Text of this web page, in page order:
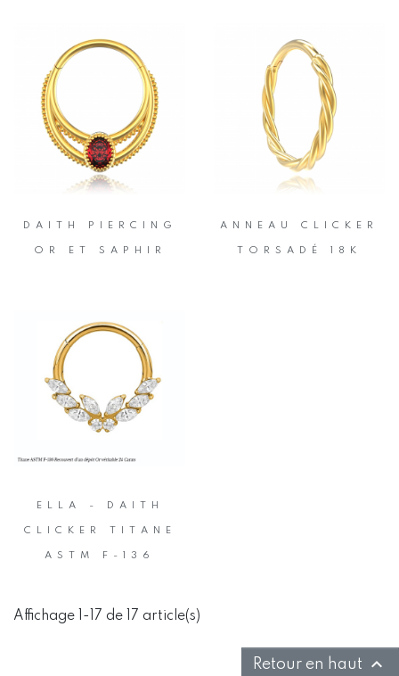
DAITH PIERCING
OR ET SAPHIR
ANNEAU CLICKER
TORSADÉ 18K
ELLA - DAITH
CLICKER TITANE
ASTM F-136
Affichage 1-17 de 17 article(s)
Retour en haut 